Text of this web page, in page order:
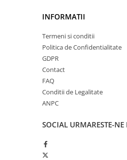
INFORMATII
Termeni si conditii
Politica de Confidentialitate
GDPR
Contact
FAQ
Conditii de Legalitate
ANPC
SOCIAL URMARESTE-